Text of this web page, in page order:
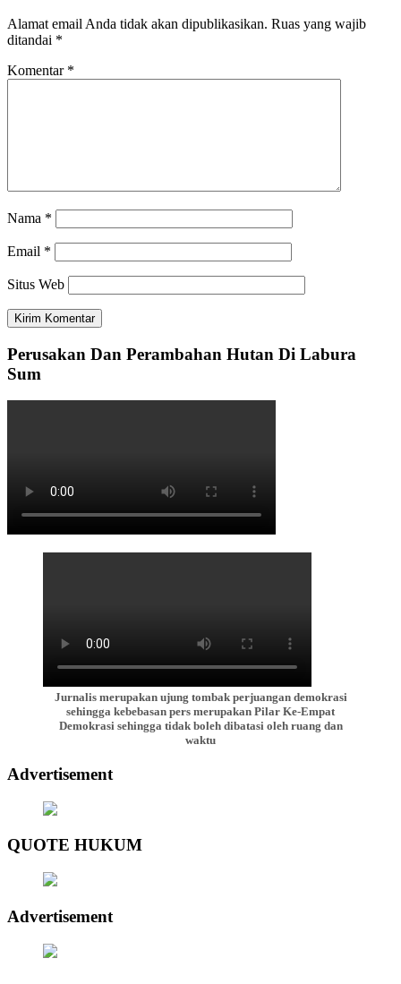
Alamat email Anda tidak akan dipublikasikan. Ruas yang wajib
ditandai *
Komentar *
Nama *
Email *
Situs Web
Perusakan Dan Perambahan Hutan Di Labura
Sum
Jurnalis merupakan ujung tombak perjuangan demokrasi
sehingga kebebasan pers merupakan Pilar Ke-Empat
Demokrasi sehingga tidak boleh dibatasi oleh ruang dan
waktu
Advertisement
QUOTE HUKUM
Advertisement